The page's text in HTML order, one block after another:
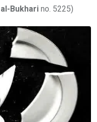
al-Bukhari no. 5225)